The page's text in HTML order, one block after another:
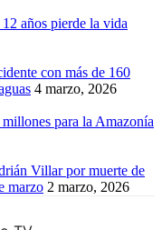
años pierde la vida
con más de 160
4 marzo, 2026
para la Amazonía
Villar por muerte de
marzo 2 marzo, 2026